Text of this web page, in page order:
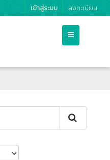
เข้าสู่ระบบ ลงทะเบียน